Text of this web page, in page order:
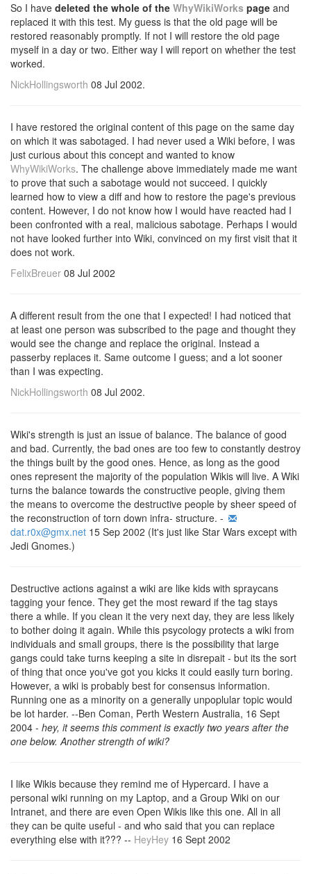
So I have deleted the whole of the WhyWikiWorks page and
replaced it with this test. My guess is that the old page will be
restored reasonably promptly. If not I will restore the old page
myself in a day or two. Either way I will report on whether the test
worked.
NickHollingsworth 08 Jul 2002.
I have restored the original content of this page on the same day
on which it was sabotaged. I had never used a Wiki before, I was
just curious about this concept and wanted to know
WhyWikiWorks. The challenge above immediately made me want
to prove that such a sabotage would not succeed. I quickly
learned how to view a diff and how to restore the page's previous
content. However, I do not know how I would have reacted had I
been confronted with a real, malicious sabotage. Perhaps I would
not have looked further into Wiki, convinced on my first visit that it
does not work.
FelixBreuer 08 Jul 2002
A different result from the one that I expected! I had noticed that
at least one person was subscribed to the page and thought they
would see the change and replace the original. Instead a
passerby replaces it. Same outcome I guess; and a lot sooner
than I was expecting.
NickHollingsworth 08 Jul 2002.
Wiki's strength is just an issue of balance. The balance of good
and bad. Currently, the bad ones are too few to constantly destroy
the things built by the good ones. Hence, as long as the good
ones represent the majority of the population Wikis will live. A Wiki
turns the balance towards the constructive people, giving them
the means to overcome the destructive people by sheer speed of
the reconstruction of torn down infra- structure. -
dat.r0x@gmx.net 15 Sep 2002 (It's just like Star Wars except with
Jedi Gnomes.)
Destructive actions against a wiki are like kids with spraycans
tagging your fence. They get the most reward if the tag stays
there a while. If you clean it the very next day, they are less likely
to bother doing it again. While this psycology protects a wiki from
individuals and small groups, there is the possibility that large
gangs could take turns keeping a site in disrepait - but its the sort
of thing that once you've got you kicks it could easily turn boring.
However, a wiki is probably best for consensus information.
Running one as a minority on a generally unpoplular topic would
be lot harder. --Ben Coman, Perth Western Australia, 16 Sept
2004 - hey, it seems this comment is exactly two years after the
one below. Another strength of wiki?
I like Wikis because they remind me of Hypercard. I have a
personal wiki running on my Laptop, and a Group Wiki on our
Intranet, and there are even Open Wikis like this one. All in all
they can be quite useful - and who said that you can replace
everything else with it??? -- HeyHey 16 Sept 2002